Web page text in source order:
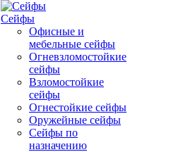
Сейфы
Офисные и
мебельные сейфы
Огневзломостойкие
сейфы
Взломостойкие
сейфы
Огнестойкие сейфы
Оружейные сейфы
Сейфы по
назначению